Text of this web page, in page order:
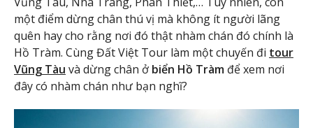
một điểm dừng chân thú vị mà không ít người lãng
quên hay cho rằng nơi đó thật nhàm chán đó chính là
Hồ Tràm. Cùng Đất Việt Tour làm một chuyến đi tour
Vũng Tàu và dừng chân ở biển Hồ Tràm để xem nơi
đây có nhàm chán như bạn nghĩ?